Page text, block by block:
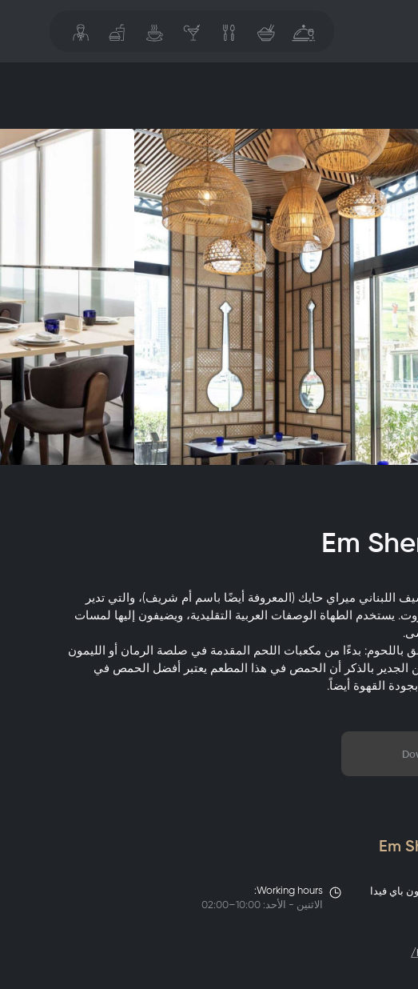
اللبناني ميراي حايك (المعروفة أيضًا باسم أم شريف)، والتي تدير
يستخدم الطهاة الوصفات العربية التقليدية، ويضيفون إليها لمسات
باللحوم: بدءًا من مكعبات اللحم المقدمة في صلصة الرمان أو الليمون
الجدير بالذكر أن الحمص في هذا المطعم يعتبر أفضل الحمص في
القهوة أيضاً.
باي فيدا
Working hours:
الاثنين - الأحد: 10:00–02:00